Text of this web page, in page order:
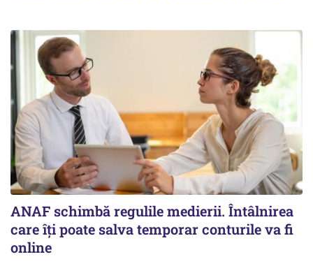
ANAF schimbă regulile medierii. Întâlnirea
care îți poate salva temporar conturile va fi
online